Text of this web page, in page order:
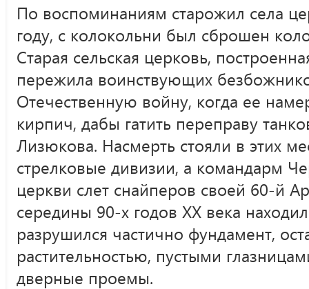
По воспоминаниям старожил села
году, с колокольни был сброшен
Старая сельская церковь,
пережила воинствующих
Отечественную войну, когда ее
кирпич, дабы гатить переправу
Лизюкова. Насмерть стояли в этих
стрелковые дивизии, а командарм
церкви слет снайперов своей 60-й
середины 90-х годов ХХ века
разрушился частично фундамент,
растительностью, пустыми
дверные проемы.